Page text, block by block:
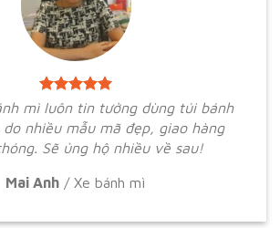
mì luôn tin tưởng dùng túi bánh
nhiều mẫu mã đẹp, giao hàng
Sẽ ủng hộ nhiều về sau!
Mai Anh / Xe bánh mì